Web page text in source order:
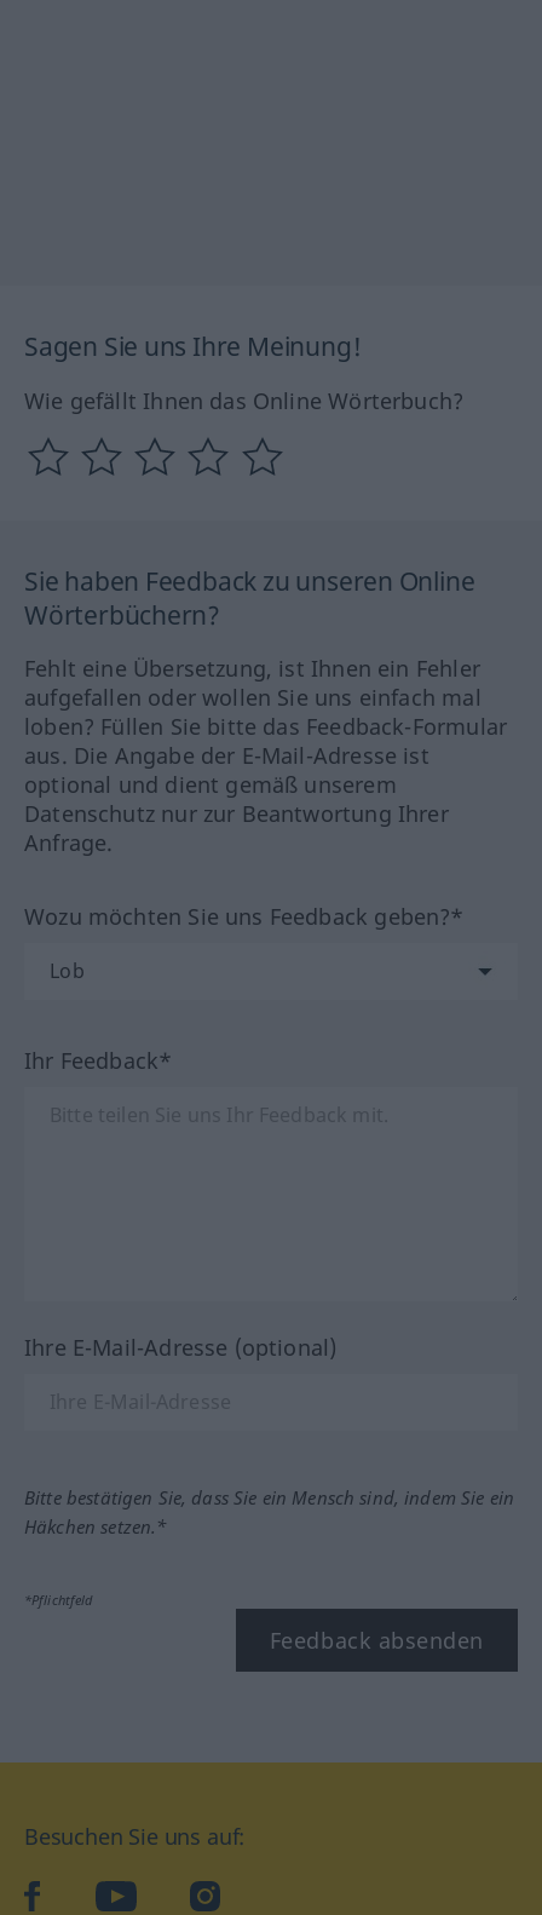
Sagen Sie uns Ihre Meinung!
Wie gefällt Ihnen das Online Wörterbuch?
Sie haben Feedback zu unseren Online
Wörterbüchern?
Fehlt eine Übersetzung, ist Ihnen ein Fehler
aufgefallen oder wollen Sie uns einfach mal
loben? Füllen Sie bitte das Feedback-Formular
aus. Die Angabe der E-Mail-Adresse ist
optional und dient gemäß unserem
Datenschutz nur zur Beantwortung Ihrer
Anfrage.
Wozu möchten Sie uns Feedback geben?*
Ihr Feedback*
Ihre E-Mail-Adresse (optional)
Bitte bestätigen Sie, dass Sie ein Mensch sind, indem Sie ein
Häkchen setzen.*
*Pflichtfeld
Feedback absenden
Besuchen Sie uns auf:
facebookYouTube Instagram